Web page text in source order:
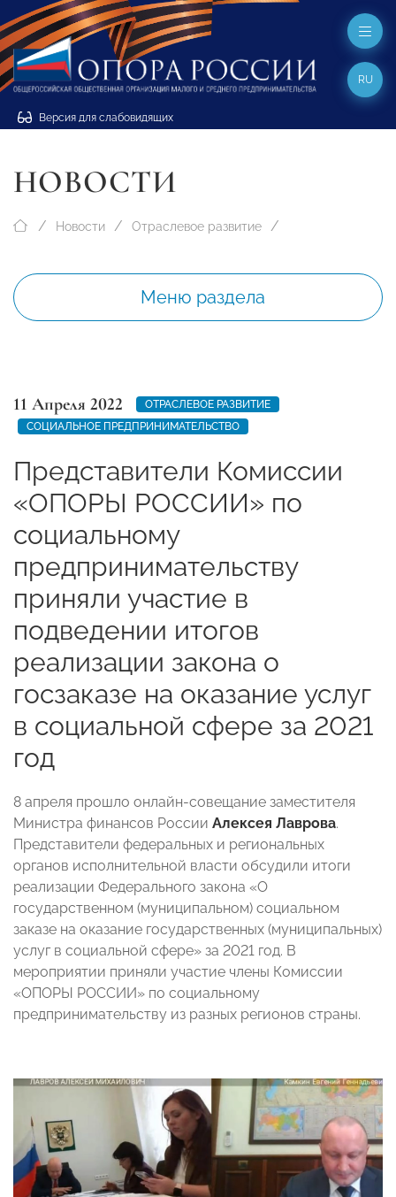
Версия для слабовидящих
RU
НОВОСТИ
Новости Отраслевое развитие
Меню раздела
11 Апреля 2022
ОТРАСЛЕВОЕ РАЗВИТИЕ
СОЦИАЛЬНОЕ ПРЕДПРИНИМАТЕЛЬСТВО
Представители Комиссии
«ОПОРЫ РОССИИ» по
социальному
предпринимательству
приняли участие в
подведении итогов
реализации закона о
госзаказе на оказание услуг
в социальной сфере за 2021
год
8 апреля прошло онлайн-совещание заместителя
Министра финансов России Алексея Лаврова.
Представители федеральных и региональных
органов исполнительной власти обсудили итоги
реализации Федерального закона «О
государственном (муниципальном) социальном
заказе на оказание государственных (муниципальных)
услуг в социальной сфере» за 2021 год. В
мероприятии приняли участие члены Комиссии
«ОПОРЫ РОССИИ» по социальному
предпринимательству из разных регионов страны.